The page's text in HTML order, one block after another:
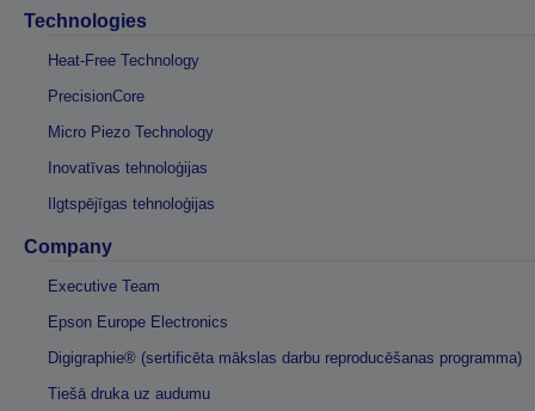
Technologies
Heat-Free Technology
PrecisionCore
Micro Piezo Technology
Inovatīvas tehnoloģijas
Ilgtspējīgas tehnoloģijas
Company
Executive Team
Epson Europe Electronics
Digigraphie® (sertificēta mākslas darbu reproducēšanas programma)
Tiešā druka uz audumu